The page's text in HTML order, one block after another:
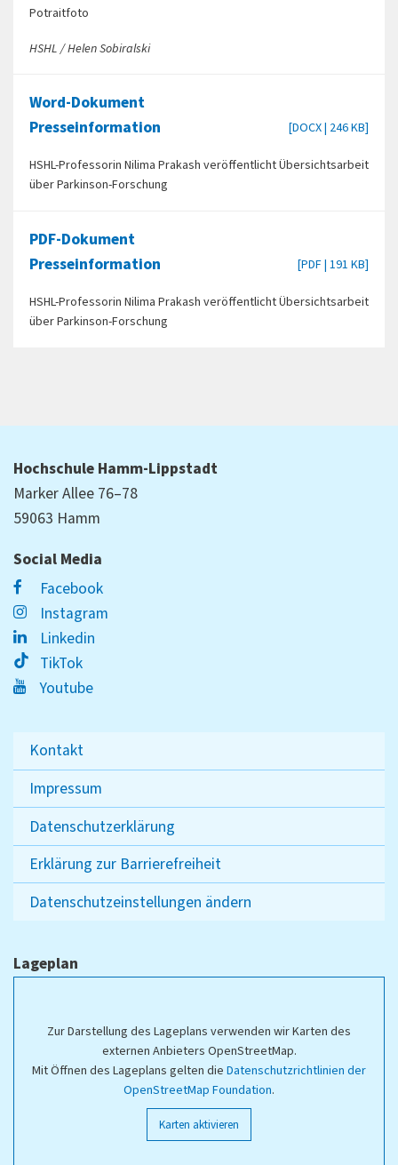
Potraitfoto
HSHL / Helen Sobiralski
Word-Dokument
Presseinformation
[DOCX | 246 KB]
HSHL-Professorin Nilima Prakash veröffentlicht Übersichtsarbeit
über Parkinson-Forschung
PDF-Dokument
Presseinformation
[PDF | 191 KB]
HSHL-Professorin Nilima Prakash veröffentlicht Übersichtsarbeit
über Parkinson-Forschung
Hochschule Hamm-Lippstadt
Marker Allee 76–78
59063 Hamm
Social Media
Facebook
Instagram
Linkedin
TikTok
Youtube
Kontakt
Impressum
Datenschutzerklärung
Erklärung zur Barrierefreiheit
Datenschutzeinstellungen ändern
Lageplan
Zur Darstellung des Lageplans verwenden wir Karten des
externen Anbieters OpenStreetMap.
Mit Öffnen des Lageplans gelten die Datenschutzrichtlinien der
OpenStreetMap Foundation.
Karten aktivieren